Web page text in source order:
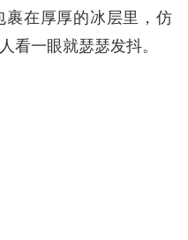
裹在厚厚的冰层里，仿
看一眼就瑟瑟发抖。